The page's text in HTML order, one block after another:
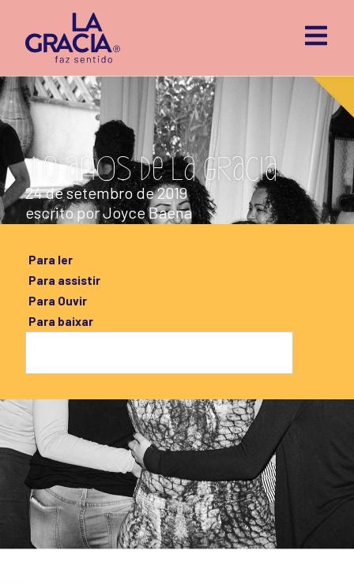
10 anos de La Gracia
24 de setembro de 2019
escrito porJoyce Baena
Para ler
Para assistir
Para Ouvir
Para baixar